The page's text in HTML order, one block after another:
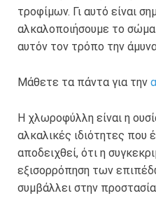
τροφίμων. Γι αυτό είναι
αλκαλοποιήσουμε το
αυτόν τον τρόπο την
Μάθετε τα πάντα για την
Η χλωροφύλλη είναι η
αλκαλικές ιδιότητες που
αποδειχθεί, ότι η
εξισορρόπηση των
συμβάλλει στην